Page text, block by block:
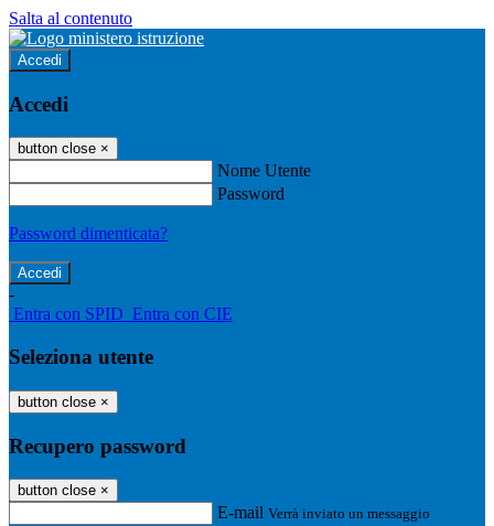
Salta al contenuto
Accedi
Accedi
button close ×
Nome Utente
Password
Password dimenticata?
-
Entra con SPID Entra con CIE
Seleziona utente
button close ×
Recupero password
button close ×
E-mail Verrà inviato un messaggio